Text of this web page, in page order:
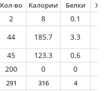
Кол-во Калории Белки
2 8 0.1
44 185.7 3.3
45 123.3 0.6
200 0 0
291 316 4